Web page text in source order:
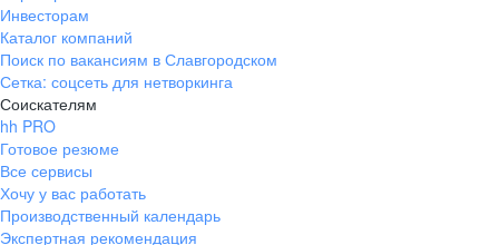
Инвесторам
Каталог компаний
Поиск по вакансиям в Славгородском
Сетка: соцсеть для нетворкинга
Соискателям
hh PRO
Готовое резюме
Все сервисы
Хочу у вас работать
Производственный календарь
Экспертная рекомендация